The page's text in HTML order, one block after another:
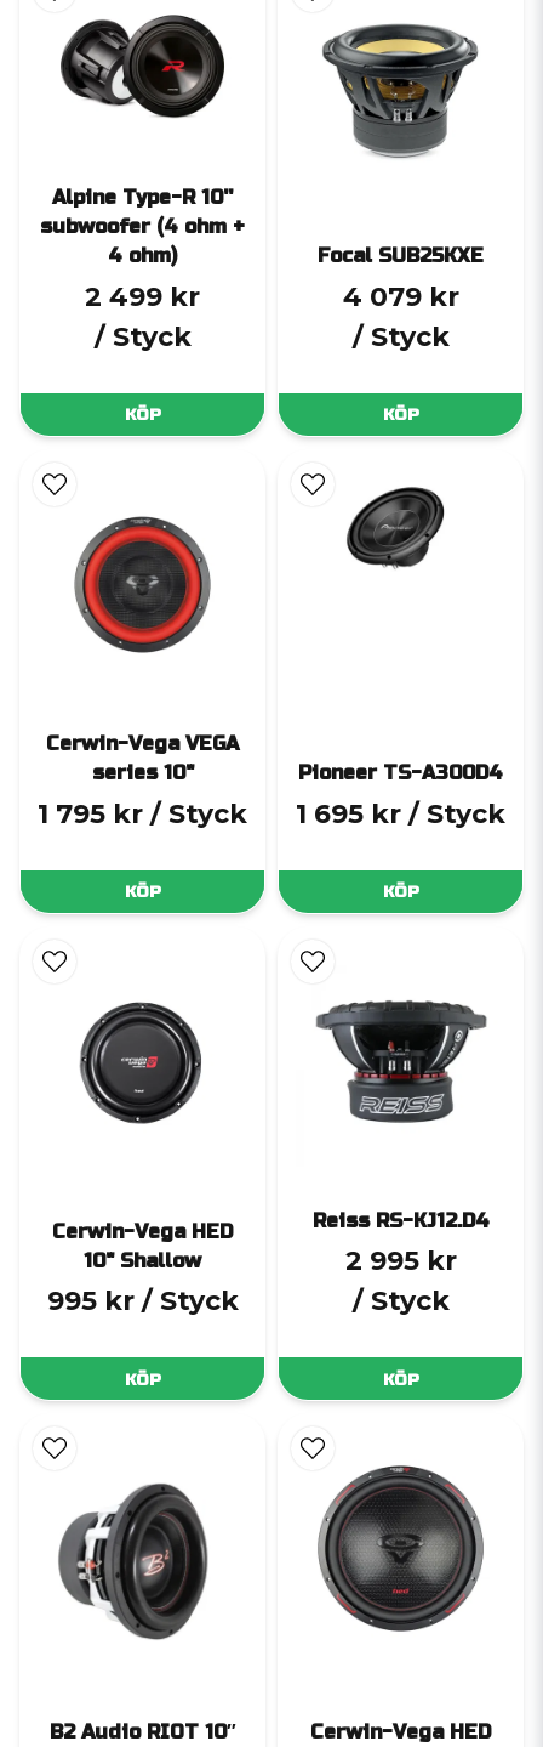
Alpine Type-R 10''
subwoofer (4 ohm +
4 ohm)
2 499 kr
/ Styck
KÖP
Focal SUB25KXE
4 079 kr
/ Styck
KÖP
Cerwin-Vega VEGA
series 10"
1 795 kr / Styck
KÖP
Pioneer TS-A300D4
1 695 kr / Styck
KÖP
Cerwin-Vega HED
10" Shallow
995 kr / Styck
KÖP
Reiss RS-KJ12.D4
2 995 kr
/ Styck
KÖP
B2 Audio RIOT 10″
Cerwin-Vega HED